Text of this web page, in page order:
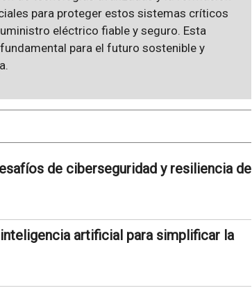
para proteger estos sistemas críticos
eléctrico fiable y seguro. Esta
para el futuro sostenible y
de ciberseguridad y resiliencia de
artificial para simplificar la